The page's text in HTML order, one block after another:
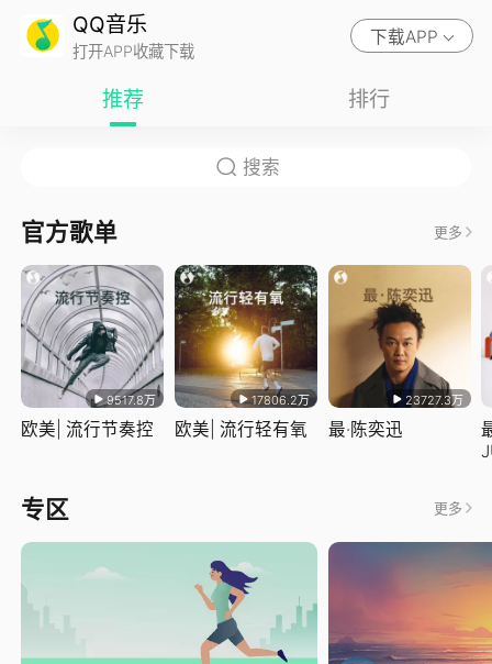
QQ音乐
打开APP收藏下载
下载APP
推荐 排行
官方歌单 更多
9517.8万
欧美| 流行节奏控
17806.2万
欧美| 流行轻有氧
23727.3万
最·陈奕迅
专区 更多